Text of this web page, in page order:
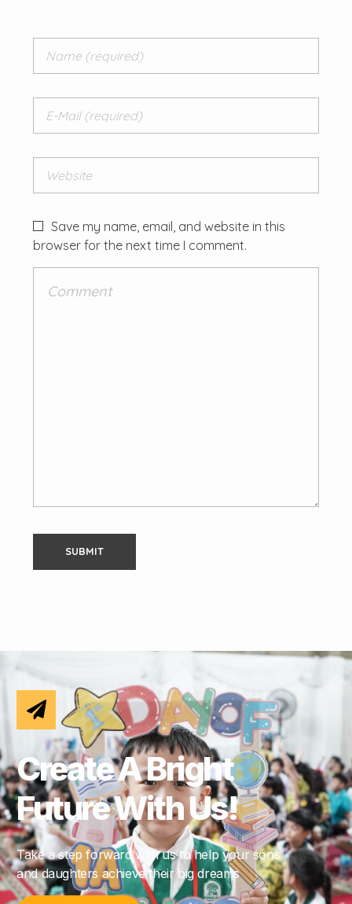
Save my name, email, and website in this
browser for the next time I comment.
Create A Bright
Future With Us!
Take a step forward with us to help your sons
and daughters achieve their big dreams